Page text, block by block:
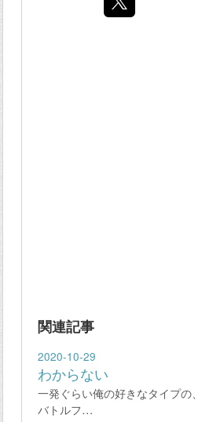
関連記事
2020-10-29
わからない
一発ぐらい俺の好きなタイプの
バトルフ…